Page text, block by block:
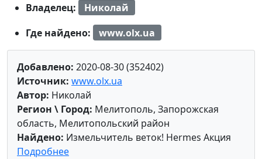
Владелец:
Николай
Где найдено:
www.olx.ua
Добавлено: 2020-08-30 (352402)
Источник: www.olx.ua
Автор: Николай
Регион \ Город: Мелитополь, Запорожская
область, Мелитопольский район
Найдено: Измельчитель веток! Hermes Акция
Подробнее